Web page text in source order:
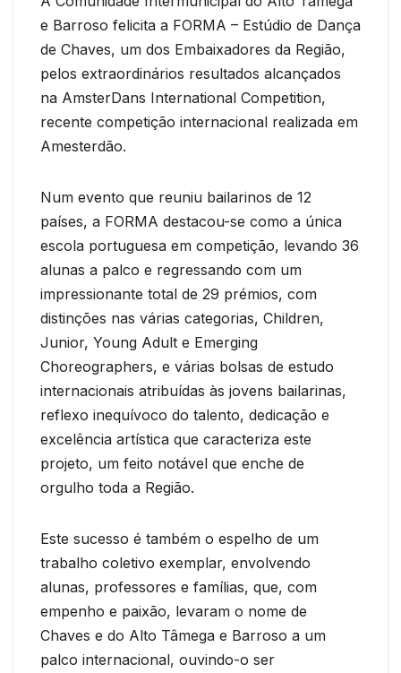
e Barroso felicita a FORMA – Estúdio de Dança
de Chaves, um dos Embaixadores da Região,
pelos extraordinários resultados alcançados
na AmsterDans International Competition,
recente competição internacional realizada em
Amesterdão.
Num evento que reuniu bailarinos de 12
países, a FORMA destacou-se como a única
escola portuguesa em competição, levando 36
alunas a palco e regressando com um
impressionante total de 29 prémios, com
distinções nas várias categorias, Children,
Junior, Young Adult e Emerging
Choreographers, e várias bolsas de estudo
internacionais atribuídas às jovens bailarinas,
reflexo inequívoco do talento, dedicação e
excelência artística que caracteriza este
projeto, um feito notável que enche de
orgulho toda a Região.
Este sucesso é também o espelho de um
trabalho coletivo exemplar, envolvendo
alunas, professores e famílias, que, com
empenho e paixão, levaram o nome de
Chaves e do Alto Tâmega e Barroso a um
palco internacional, ouvindo-o ser